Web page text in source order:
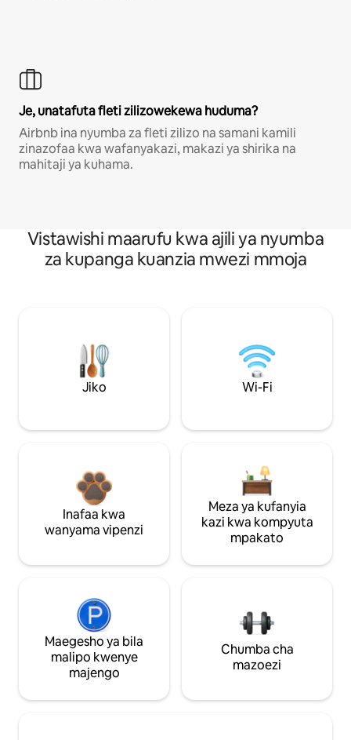
Je, unatafuta fleti zilizowekewa huduma?
Airbnb ina nyumba za fleti zilizo na samani kamili
zinazofaa kwa wafanyakazi, makazi ya shirika na
mahitaji ya kuhama.
Vistawishi maarufu kwa ajili ya nyumba
za kupanga kuanzia mwezi mmoja
Jiko Wi-Fi
Inafaa kwa
wanyama vipenzi
Meza ya kufanyia
kazi kwa kompyuta
mpakato
Maegesho ya bila
malipo kwenye
majengo
Chumba cha
mazoezi